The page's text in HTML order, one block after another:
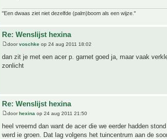
"Een dwaas ziet niet dezelfde (palm)boom als een wijze."
Re: Wenslijst hexina
doorvoschke op 24 aug 2011 18:02
dan zit je met een acer p. garnet goed ja, maar vaak
zonlicht
Re: Wenslijst hexina
doorhexina op 24 aug 2011 21:50
heel vreemd dan want de acer die we eerder hadden
werd ie groen. Dat lag volgens het tuincentrum aan de